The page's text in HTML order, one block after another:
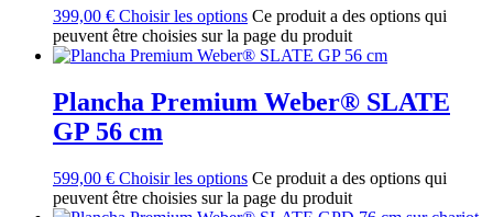
399,00 € Choisir les options Ce produit a des options qui
peuvent être choisies sur la page du produit
Plancha Premium Weber® SLATE
GP 56 cm
599,00 € Choisir les options Ce produit a des options qui
peuvent être choisies sur la page du produit